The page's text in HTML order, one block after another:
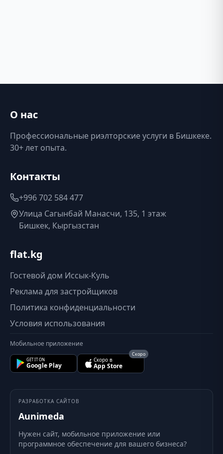
О нас
Профессиональные риэлторские услуги в Бишкеке.
30+ лет опыта.
Контакты
+996 702 584 477
Улица Сагынбай Манасчи, 135, 1 этаж
Бишкек, Кыргызстан
flat.kg
Гостевой дом Иссык-Куль
Реклама для застройщиков
Политика конфиденциальности
Условия использования
Мобильное приложение
GET IT ON
Google Play
Скоро в
App Store
Скоро
РАЗРАБОТКА САЙТОВ
Aunimeda
Нужен сайт, мобильное приложение или
программное обеспечение для вашего бизнеса?